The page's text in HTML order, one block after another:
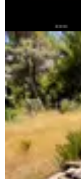
NOVUSS
DANIŞMANLIĞI